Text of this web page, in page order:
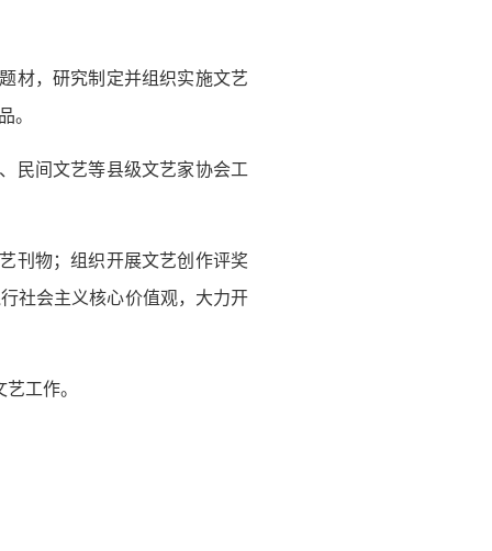
材，研究制定并组织实施文艺
。
民间文艺等县级文艺家协会工
刊物；组织开展文艺创作评奖
社会主义核心价值观，大力开
工作。